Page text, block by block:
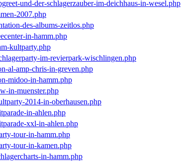
und-der-schlagerzauber-im-deichhaus-in-wesel.php
2007.php
des-albums-zeitlos.php
in-hamm.php
kultparty.php
im-revierpark-wischlingen.php
al-amp-chris-in-greven.php
midoo-in-hamm.php
in-muenster.php
2014-in-oberhausen.php
in-ahlen.php
xxl-in-ahlen.php
tour-in-hamm.php
tour-in-kamen.php
in-hamm.php